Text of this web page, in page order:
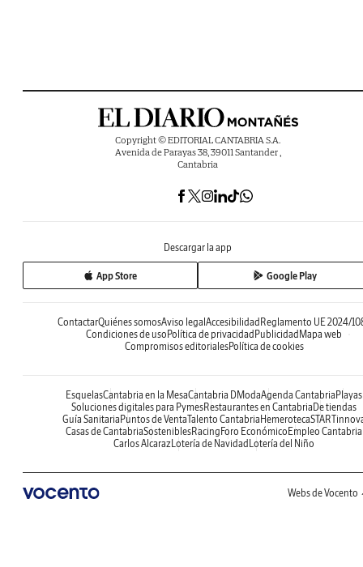
Copyright © EDITORIAL CANTABRIA S.A.
Avenida de Parayas 38, 39011 Santander ,
Cantabria
Descargar la app
App Store Google Play
ContactarQuiénes somosAviso legal Accesibilidad Reglamento UE 2024/
Condiciones de uso Política de privacidad Publicidad Mapa web
Compromisos editorialesPolítica de cookies
EsquelasCantabria en la MesaCantabria DModaAgenda Cantabria Playas
Soluciones digitales para PymesRestaurantes en Cantabria De tiendas
Guía Sanitaria Puntos de VentaTalento Cantabria Hemeroteca
Casas de CantabriaSosteniblesRacing Foro Económico Empleo Cantabria
Carlos AlcarazLotería de Navidad Lotería del Niño
Webs de Vocento